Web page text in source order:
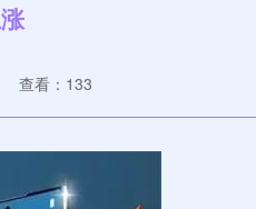
查看：133